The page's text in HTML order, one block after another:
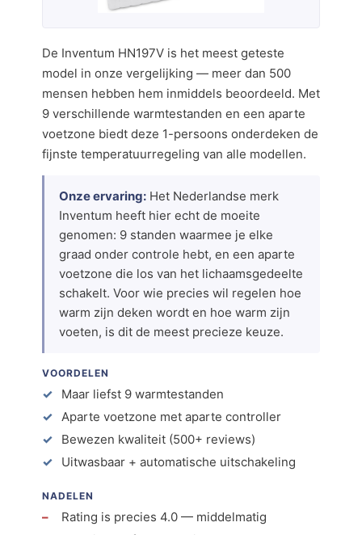
De Inventum HN197V is het meest geteste
model in onze vergelijking — meer dan 500
mensen hebben hem inmiddels beoordeeld. Met
9 verschillende warmtestanden en een aparte
voetzone biedt deze 1-persoons onderdeken de
fijnste temperatuurregeling van alle modellen.
Onze ervaring: Het Nederlandse merk
Inventum heeft hier echt de moeite
genomen: 9 standen waarmee je elke
graad onder controle hebt, en een aparte
voetzone die los van het lichaamsgedeelte
schakelt. Voor wie precies wil regelen hoe
warm zijn deken wordt en hoe warm zijn
voeten, is dit de meest precieze keuze.
VOORDELEN
Maar liefst 9 warmtestanden
Aparte voetzone met aparte controller
Bewezen kwaliteit (500+ reviews)
Uitwasbaar + automatische uitschakeling
NADELEN
Rating is precies 4.0 — middelmatig